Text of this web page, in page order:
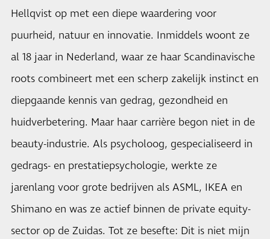
Hellqvist op met een diepe waardering voor
puurheid, natuur en innovatie. Inmiddels woont ze
al 18 jaar in Nederland, waar ze haar Scandinavische
roots combineert met een scherp zakelijk instinct en
diepgaande kennis van gedrag, gezondheid en
huidverbetering. Maar haar carrière begon niet in de
beauty-industrie. Als psycholoog, gespecialiseerd in
gedrags- en prestatiepsychologie, werkte ze
jarenlang voor grote bedrijven als ASML, IKEA en
Shimano en was ze actief binnen de private equity-
sector op de Zuidas. Tot ze besefte: Dit is niet mijn